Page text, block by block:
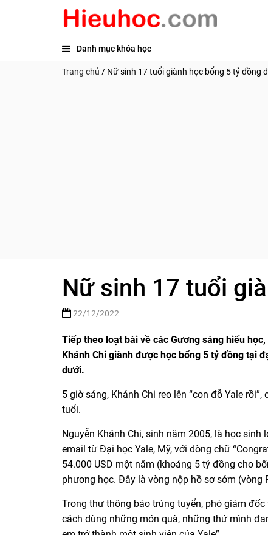
Danh mục khóa học
Trang chủ / Nữ sinh 17 tuổi giành học bổng 5 tỷ đồng
Nữ sinh 17 tuổi
22/12/2022
Tiếp theo loạt bài về các Gương sáng hiếu
Khánh Chi giành được học bổng 5 tỷ đồng tại
dưới.
5 giờ sáng, Khánh Chi reo lên “con đỗ Yale
tuổi.
Nguyễn Khánh Chi, sinh năm 2005, là học
email từ Đại học Yale, Mỹ, với dòng chữ
54.000 USD một năm (khoảng 5 tỷ đồng cho
phương học. Đây là vòng nộp hồ sơ sớm (vòng
Trong thư thông báo trúng tuyển, phó giám
cách dùng những món quà, những thứ mình